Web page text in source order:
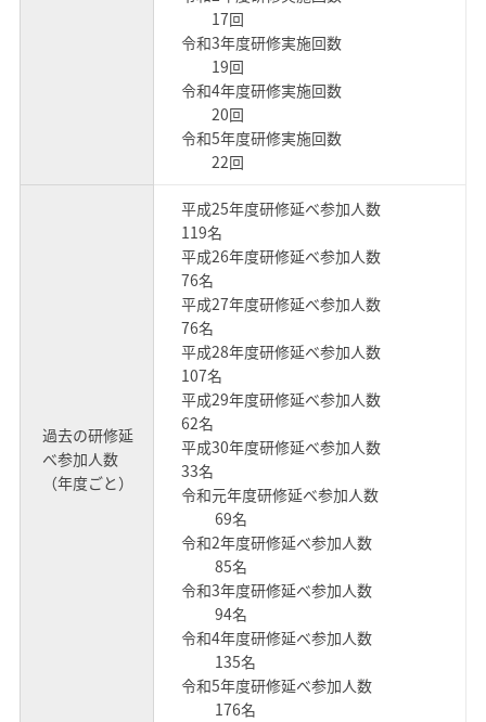
17回
令和3年度研修実施回数
19回
令和4年度研修実施回数
20回
令和5年度研修実施回数
22回
過去の研修延
べ参加人数
（年度ごと）
平成25年度研修延べ参加人数
119名
平成26年度研修延べ参加人数
76名
平成27年度研修延べ参加人数
76名
平成28年度研修延べ参加人数
107名
平成29年度研修延べ参加人数
62名
平成30年度研修延べ参加人数
33名
令和元年度研修延べ参加人数
69名
令和2年度研修延べ参加人数
85名
令和3年度研修延べ参加人数
94名
令和4年度研修延べ参加人数
135名
令和5年度研修延べ参加人数
176名